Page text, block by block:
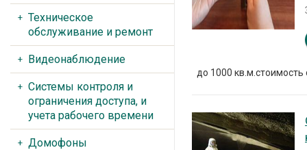
до 1000 кв.м.стоимость
Техническое
обслуживание и ремонт
Видеонаблюдение
Системы контроля и
ограничения доступа, и
учета рабочего времени
Домофоны